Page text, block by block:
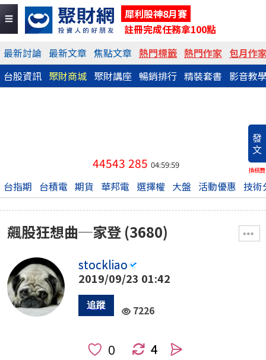
犀利股神8月賽
註冊完成任務拿100點
最新討論 最新文章 焦點文章 熱門標籤 熱門作家 包月作
台股資訊 聚財商城 聚財講座 暢銷排行 精裝套書 影音教
發
文
換稿費
44543 285 04:59:59
台指期 台積電 期貨 華邦電 選擇權 大盤 活動優惠 技術
飆股狂想曲─家登 (3680)
stockliao
2019/09/23 01:42
7226
4